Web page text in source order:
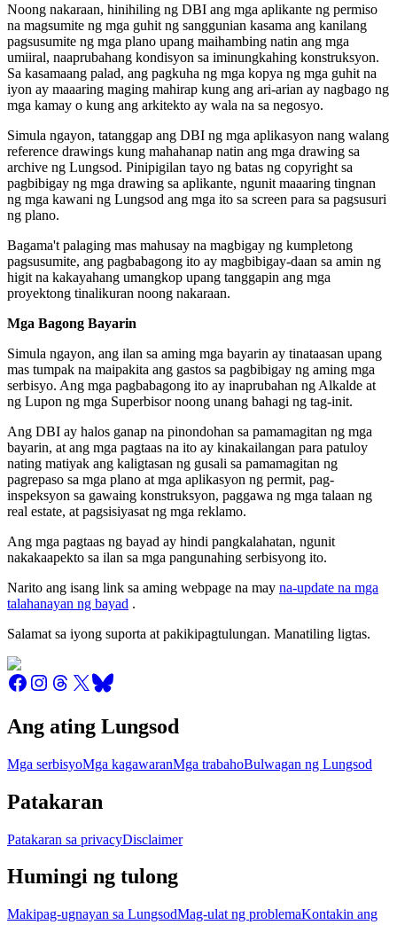
Noong nakaraan, hinihiling ng DBI ang mga aplikante ng permiso
na magsumite ng mga guhit ng sanggunian kasama ang kanilang
pagsusumite ng mga plano upang maihambing natin ang mga
umiiral, naaprubahang kondisyon sa iminungkahing konstruksyon.
Sa kasamaang palad, ang pagkuha ng mga kopya ng mga guhit na
iyon ay maaaring maging mahirap kung ang ari-arian ay nagbago ng
mga kamay o kung ang arkitekto ay wala na sa negosyo.
Simula ngayon, tatanggap ang DBI ng mga aplikasyon nang walang
reference drawings kung mahahanap natin ang mga drawing sa
archive ng Lungsod. Pinipigilan tayo ng batas ng copyright sa
pagbibigay ng mga drawing sa aplikante, ngunit maaaring tingnan
ng mga kawani ng Lungsod ang mga ito sa screen para sa pagsusuri
ng plano.
Bagama't palaging mas mahusay na magbigay ng kumpletong
pagsusumite, ang pagbabagong ito ay magbibigay-daan sa amin ng
higit na kakayahang umangkop upang tanggapin ang mga
proyektong tinalikuran noong nakaraan.
Mga Bagong Bayarin
Simula ngayon, ang ilan sa aming mga bayarin ay tinataasan upang
mas tumpak na maipakita ang gastos sa pagbibigay ng aming mga
serbisyo. Ang mga pagbabagong ito ay inaprubahan ng Alkalde at
ng Lupon ng mga Superbisor noong unang bahagi ng tag-init.
Ang DBI ay halos ganap na pinondohan sa pamamagitan ng mga
bayarin, at ang mga pagtaas na ito ay kinakailangan para patuloy
nating matiyak ang kaligtasan ng gusali sa pamamagitan ng
pagrepaso sa mga plano at mga aplikasyon ng permit, pag-
inspeksyon sa gawaing konstruksyon, paggawa ng mga talaan ng
real estate, at pagsisiyasat ng mga reklamo.
Ang mga pagtaas ng bayad ay hindi pangkalahatan, ngunit
nakakaapekto sa ilan sa mga pangunahing serbisyong ito.
Narito ang isang link sa aming webpage na may na-update na mga
talahanayan ng bayad .
Salamat sa iyong suporta at pakikipagtulungan. Manatiling ligtas.
Ang ating Lungsod
Mga serbisyoMga kagawaranMga trabahoBulwagan ng Lungsod
Patakaran
Patakaran sa privacyDisclaimer
Humingi ng tulong
Makipag-ugnayan sa LungsodMag-ulat ng problemaKontakin ang